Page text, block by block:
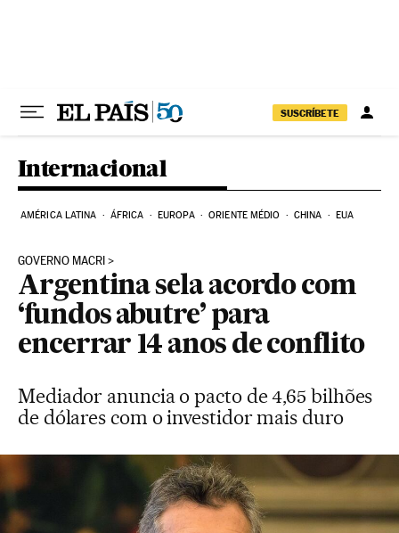
SUSCRÍBETE
Internacional
AMÉRICA LATINA ÁFRICA EUROPA ORIENTE MÉDIO CHINA EUA
GOVERNO MACRI
Argentina sela acordo com
‘fundos abutre’ para
encerrar 14 anos de conflito
Mediador anuncia o pacto de 4,65 bilhões
de dólares com o investidor mais duro